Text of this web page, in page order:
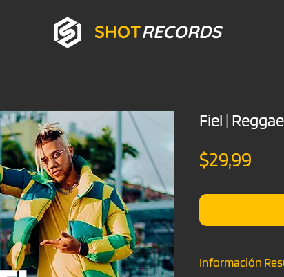
SHOTRECORDS
Fiel |
$29,99
Información